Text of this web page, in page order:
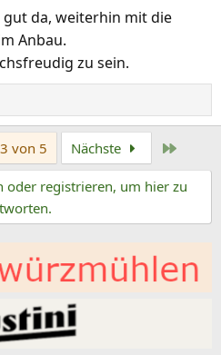
da, weiterhin mit die
Anbau.
zu sein.
3 von 5 Nächste
oder registrieren, um hier zu